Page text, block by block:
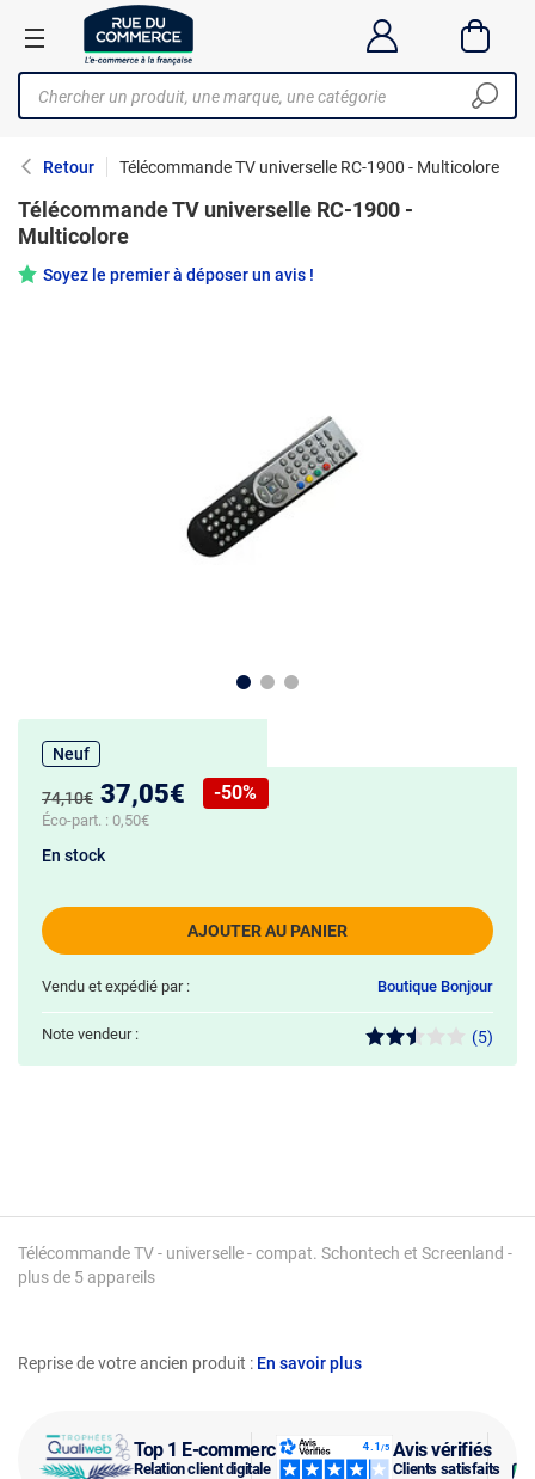
Retour Télécommande TV universelle RC-1900 - Multicolore
Top 1 E-commerce
Relation client digitale
Avis vérifiés
Clients satisfaits
Reprise de votre ancien produit : En savoir plus
Télécommande TV universelle RC-1900 -
Multicolore
Soyez le premier à déposer un avis !
Télécommande TV - universelle - compat. Schontech et Screenland -
plus de 5 appareils
Neuf
Ancien prix :
74,10€ Nouveau prix :
37,05€
Réduction de :
-50%
Éco-part. : 0,50€
AJOUTER AU PANIER
En stock
Vendu et expédié par : Boutique Bonjour
Note vendeur : (5)